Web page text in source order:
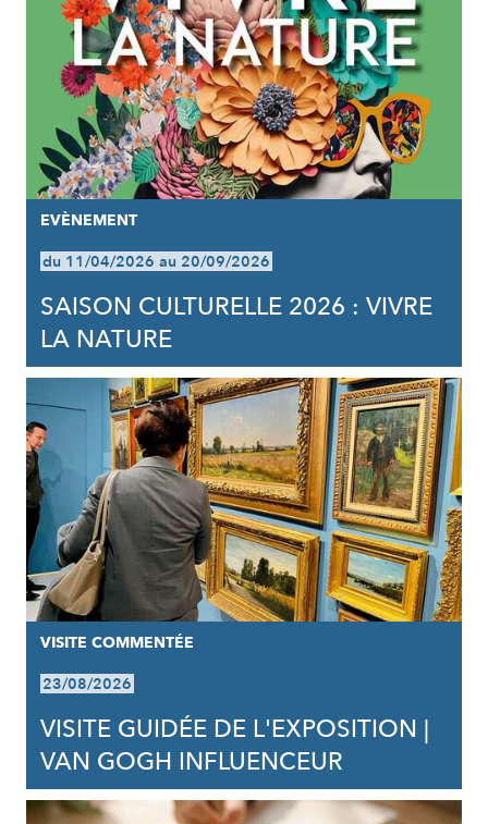
EVÈNEMENT
du 11/04/2026 au 20/09/2026
SAISON CULTURELLE 2026 : VIVRE
LA NATURE
VISITE COMMENTÉE
23/08/2026
VISITE GUIDÉE DE L'EXPOSITION |
VAN GOGH INFLUENCEUR